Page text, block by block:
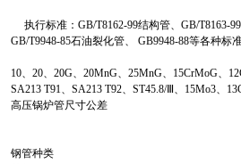
执行标准：GB/T8162-99结构管、GB/T8163-
GB/T9948-85石油裂化管、 GB9948-88等各种标
10、20、20G、20MnG、25MnG、15CrMoG、
SA213 T91、SA213 T92、ST45.8/Ⅲ、15Mo3、
高压锅炉管尺寸公差
钢管种类